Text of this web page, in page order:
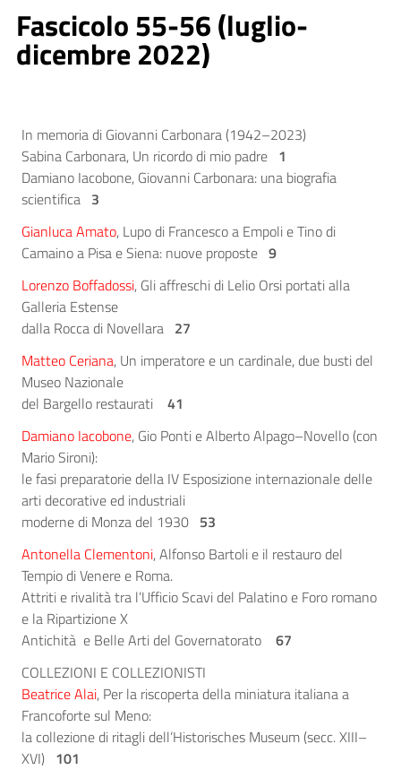
Fascicolo 55-56 (luglio-
dicembre 2022)
In memoria di Giovanni Carbonara (1942–2023)
Sabina Carbonara, Un ricordo di mio padre 1
Damiano Iacobone, Giovanni Carbonara: una biografia
scientifica 3
Gianluca Amato, Lupo di Francesco a Empoli e Tino di
Camaino a Pisa e Siena: nuove proposte 9
Lorenzo Boffadossi, Gli affreschi di Lelio Orsi portati alla
Galleria Estense
dalla Rocca di Novellara 27
Matteo Ceriana, Un imperatore e un cardinale, due busti del
Museo Nazionale
del Bargello restaurati
41
Damiano Iacobone, Gio Ponti e Alberto Alpago–Novello (con
Mario Sironi):
le fasi preparatorie della IV Esposizione internazionale delle
arti decorative ed industriali
moderne di Monza del 1930 53
Antonella Clementoni, Alfonso Bartoli e il restauro del
Tempio di Venere e Roma.
Attriti e rivalità tra l’Ufficio Scavi del Palatino e Foro romano
e la Ripartizione X
Antichità e Belle Arti del Governatorato 67
COLLEZIONI E COLLEZIONISTI
Beatrice Alai, Per la riscoperta della miniatura italiana a
Francoforte sul Meno:
la collezione di ritagli dell’Historisches Museum (secc. XIII–
XVI) 101